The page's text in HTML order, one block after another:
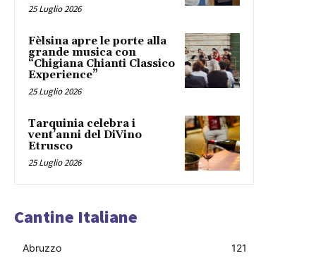
25 Luglio 2026
Fèlsina apre le porte alla
grande musica con
“Chigiana Chianti Classico
Experience”
25 Luglio 2026
Tarquinia celebra i
vent’anni del DiVino
Etrusco
25 Luglio 2026
Cantine Italiane
Abruzzo
121